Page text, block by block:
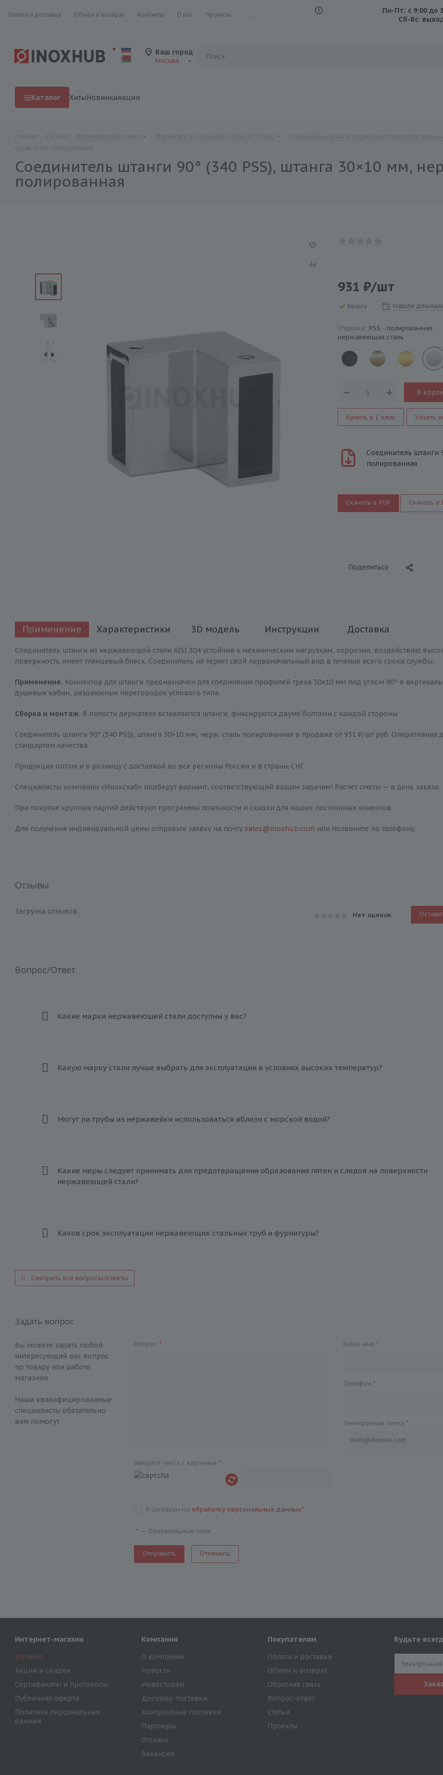
Оплата и доставка Обмен и возврат Контакты О нас Проекты ...
Пн-Пт: с 9:00 до
Сб-Вс:
Ваш город
Москва
Каталог ХитыНовинкиАкции
Соединитель штанги 90° (340 PSS), штанга 30×10 мм,
полированная
931 ₽/шт
Много Нашли
Отделка: PSS - полированная
нержавеющая сталь
В
Купить в 1 клик Узнать
Соединитель штанги
полированная
Скачать в PDF Скачать в
Поделиться
Применение Характеристики 3D модель Инструкции Доставка
Соединитель штанги из нержавеющей стали AISI 304 устойчив к механическим нагрузкам, коррозии, воздействию
поверхность имеет глянцевый блеск. Соединитель не теряет свой первоначальный вид в течение всего срока службы.
Применение. Коннектор для штанги предназначен для соединения профилей трека 30х10 мм под углом 90° в
душевых кабин, раздвижных перегородок углового типа.
Сборка и монтаж. В полости держателя вставляются штанги, фиксируются двумя болтами с каждой стороны.
Соединитель штанги 90° (340 PSS), штанга 30×10 мм, нерж. сталь полированная в продаже от 931 ₽/шт руб. Оперативная
стандартам качества.
Продукция оптом и в розницу с доставкой во все регионы России и в страны СНГ.
Специалисты компании «Иноксхаб» подберут вариант, соответствующий вашим задачам! Расчет сметы — в день заказа.
При покупке крупных партий действуют программы лояльности и скидки для наших постоянных клиентов.
Для получения индивидуальной цены отправьте заявку на почту sales@inoxhub.com или позвоните по телефону.
Отзывы
Нет оценок
Загрузка отзывов...
Вопрос/Ответ
Какие марки нержавеющей стали доступны у вас?
Какую марку стали лучше выбрать для эксплуатации в условиях высоких температур?
Могут ли трубы из нержавейки использоваться вблизи с морской водой?
Какие меры следует принимать для предотвращения образования пятен и следов на поверхности
нержавеющей стали?
Каков срок эксплуатации нержавеющих стальных труб и фурнитуры?
Смотреть все вопросы/ответы
Задать вопрос
Вы можете задать любой
интересующий вас вопрос
по товару или работе
магазина.
Наши квалифицированные
специалисты обязательно
вам помогут.
Вопрос* Ваше имя *
Телефон *
Электронная почта *
Введите текст с картинки*
Я согласен на обработку персональных данных*
* — Обязательные поля
Отменить
Интернет-магазин
Каталог
Акции и скидки
Сертификаты и протоколы
Публичная оферта
Политика персональных
данных
Компания
О компании
Новости
Инвесторам
Договор поставки
Контрактные поставки
Партнеры
Отзывы
Вакансии
Покупателям
Оплата и доставка
Обмен и возврат
Обратная связь
Вопрос-ответ
Статьи
Проекты
Будьте